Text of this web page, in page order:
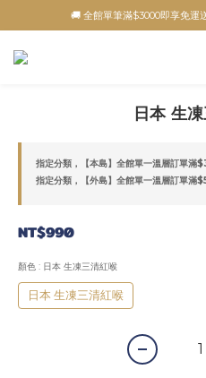
🚚 全館單筆滿$3000即享免運
日本 生
指定分類，【本島】全館單一溫層訂單
指定分類，【外島】全館單一溫層訂單
NT$990
顏色 : 日本 生凍三清紅喉
日本 生凍三清紅喉